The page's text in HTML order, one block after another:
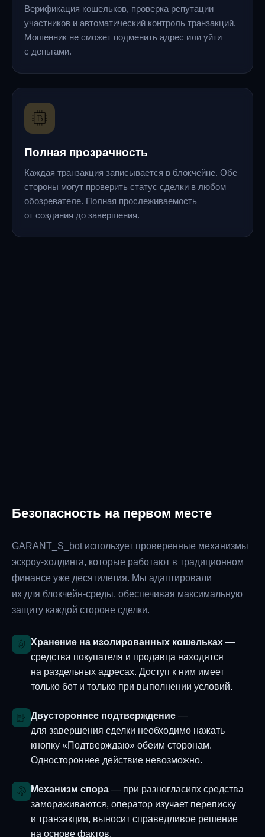
Верификация кошельков, проверка репутации
участников и автоматический контроль транзакций.
Мошенник не сможет подменить адрес или уйти
с деньгами.
Полная прозрачность
Каждая транзакция записывается в блокчейне. Обе
стороны могут проверить статус сделки в любом
обозревателе. Полная прослеживаемость
от создания до завершения.
Безопасность на первом месте
GARANT_S_bot использует проверенные механизмы
эскроу-холдинга, которые работают в традиционном
финансе уже десятилетия. Мы адаптировали
их для блокчейн-среды, обеспечивая максимальную
защиту каждой стороне сделки.
Хранение на изолированных кошельках —
средства покупателя и продавца находятся
на раздельных адресах. Доступ к ним имеет
только бот и только при выполнении условий.
Двустороннее подтверждение —
для завершения сделки необходимо нажать
кнопку «Подтверждаю» обеим сторонам.
Одностороннее действие невозможно.
Механизм спора — при разногласиях средства
замораживаются, оператор изучает переписку
и транзакции, выносит справедливое решение
на основе фактов.